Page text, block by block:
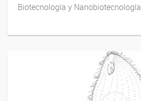
Biotecnología y Nanobiotecnología